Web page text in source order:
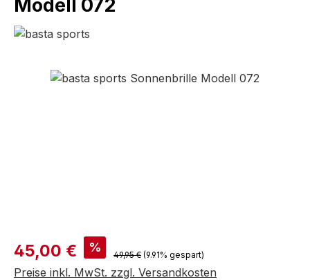
Modell 072
Bildergalerie überspringen
Verkaufspreis:
45,00 € % Regulärer Preis:
49,95 € (9.91% gespart)
Preise inkl. MwSt. zzgl. Versandkosten